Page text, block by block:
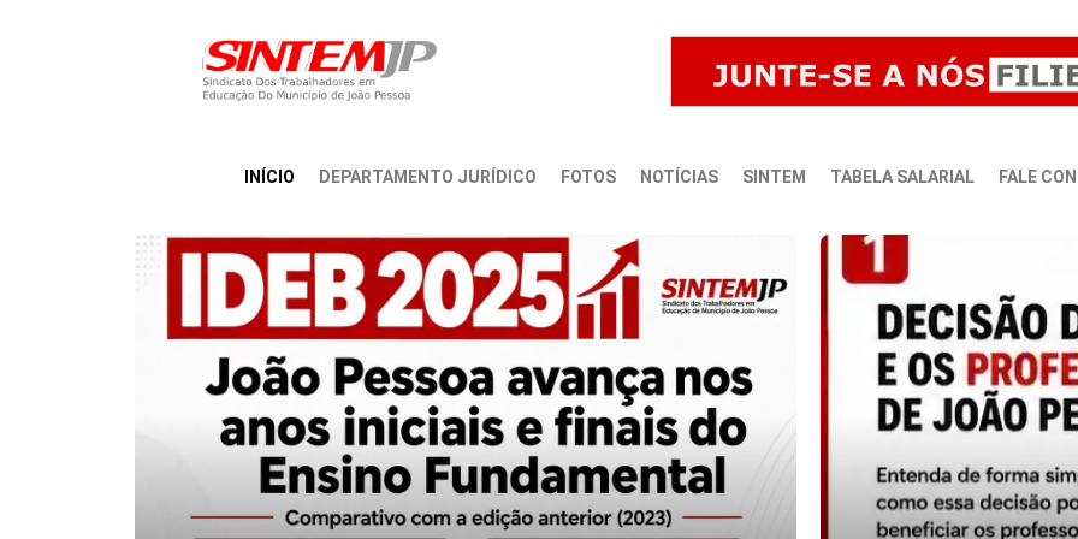
INÍCIO DEPARTAMENTO JURÍDICO FOTOS NOTÍCIAS SINTEM TABELA SALARIAL FALE